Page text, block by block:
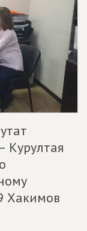
Курултая
Хакимов